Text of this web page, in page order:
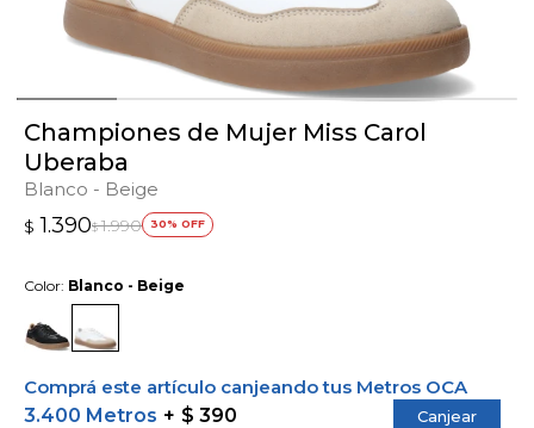
Championes de Mujer Miss Carol
Uberaba
Blanco - Beige
$ 1.390$ 1.990 30
Color: Blanco - Beige
Comprá este artículo canjeando tus Metros OCA
3.400 Metros
$ 390 Canjear